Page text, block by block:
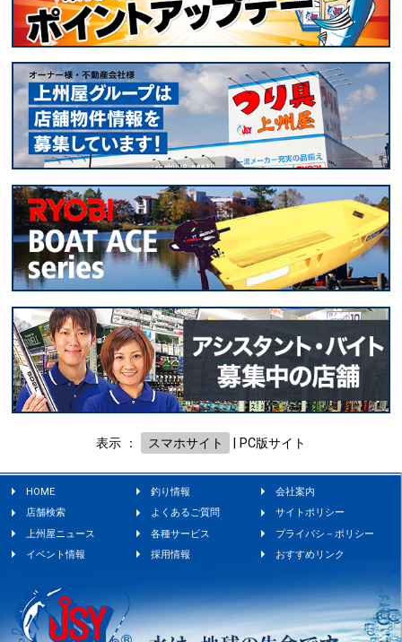
表示 ： スマホサイト PC版サイト
HOME 釣り情報
会社案内
店舗検索
よくあるご質問
サイトポリシー
上州屋ニュース
各種サービス
プライバシ－ポリシー
イベント情報
採用情報 おすすめリンク